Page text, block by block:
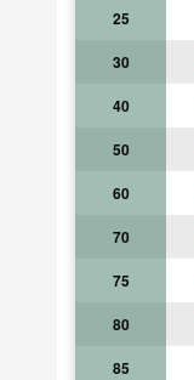
25
30
40
50
60
70
75
80
85